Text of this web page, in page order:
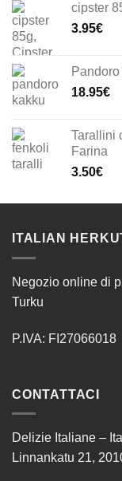
cipster
3.95€
18.95€
Tarallini
Farina
3.50€
ITALIAN
Negozio online di
Turku
P.IVA: FI27066018
CONTATTACI
Delizie Italiane –
Linnankatu 21,